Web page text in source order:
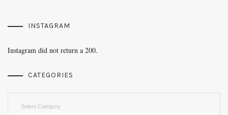
INSTAGRAM
Instagram did not return a 200.
CATEGORIES